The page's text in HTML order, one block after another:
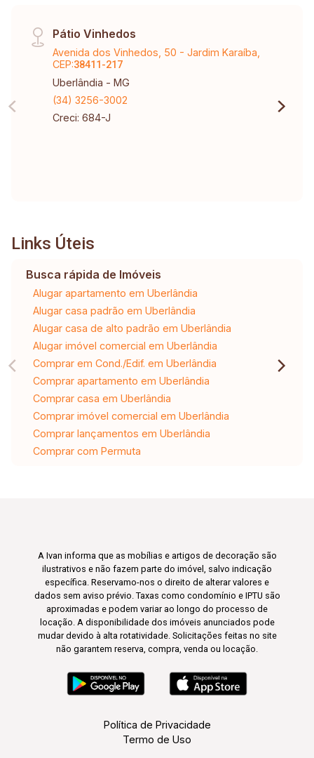
Pátio Vinhedos
Avenida dos Vinhedos, 50 - Jardim Karaíba,
CEP:38411-217
Uberlândia - MG
(34) 3256-3002
Creci: 684-J
Links Úteis
Busca rápida de Imóveis
Alugar apartamento em Uberlândia
Alugar casa padrão em Uberlândia
Alugar casa de alto padrão em Uberlândia
Alugar imóvel comercial em Uberlândia
Comprar em Cond./Edif. em Uberlândia
Comprar apartamento em Uberlândia
Comprar casa em Uberlândia
Comprar imóvel comercial em Uberlândia
Comprar lançamentos em Uberlândia
Comprar com Permuta
A Ivan informa que as mobílias e artigos de decoração são
ilustrativos e não fazem parte do imóvel, salvo indicação
específica. Reservamo-nos o direito de alterar valores e
dados sem aviso prévio. Taxas como condomínio e IPTU são
aproximadas e podem variar ao longo do processo de
locação. A disponibilidade dos imóveis anunciados pode
mudar devido à alta rotatividade. Solicitações feitas no site
não garantem reserva, compra, venda ou locação.
Política de Privacidade
Termo de Uso